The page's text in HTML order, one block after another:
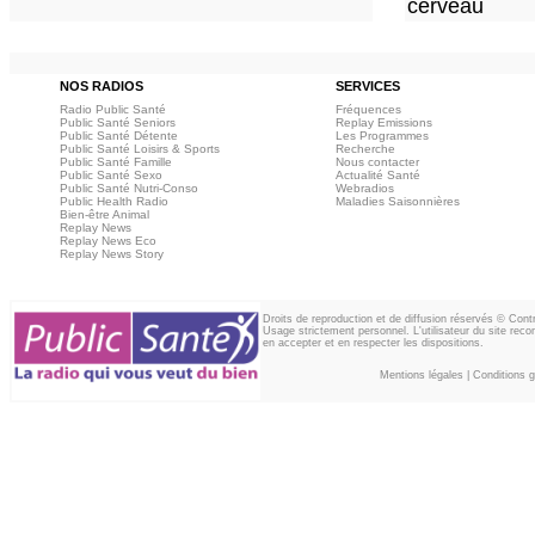
cerveau
NOS RADIOS SERVICES
Radio Public Santé
Public Santé Seniors
Public Santé Détente
Public Santé Loisirs & Sports
Public Santé Famille
Public Santé Sexo
Public Santé Nutri-Conso
Public Health Radio
Bien-être Animal
Replay News
Replay News Eco
Replay News Story
Fréquences
Replay Emissions
Les Programmes
Recherche
Nous contacter
Actualité Santé
Webradios
Maladies Saisonnières
Droits de reproduction et de diffusion réservés ©
Usage strictement personnel. L'utilisateur du site
en accepter et en respecter les dispositions.
Mentions légales Conditions